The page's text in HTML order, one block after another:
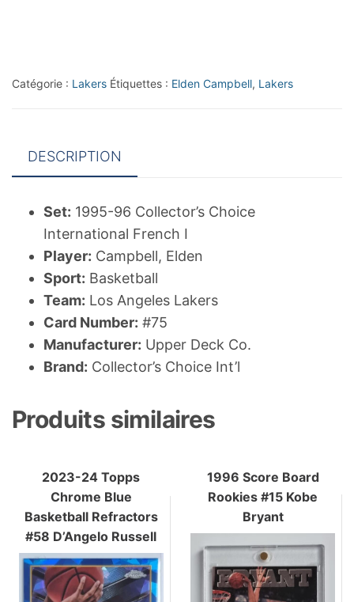
I
Campbell
Catégorie : Lakers Étiquettes : Elden Campbell, Lakers
DESCRIPTION
Set: 1995-96 Collector’s Choice
International French I
Player: Campbell, Elden
Sport: Basketball
Team: Los Angeles Lakers
Card Number: #75
Manufacturer: Upper Deck Co.
Brand: Collector’s Choice Int’l
Produits similaires
2023-24 Topps
Chrome Blue
Basketball Refractors
#58 D’Angelo Russell
1996 Score Board
Rookies #15 Kobe
Bryant